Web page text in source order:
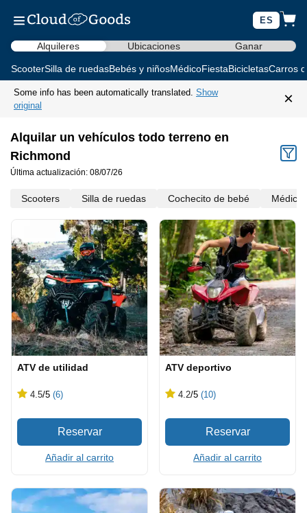
ES
Alquileres Ubicaciones Ganar
ScooterSilla de ruedasBebés y niñosMédicoFiestaBicicletasCarros
Some info has been automatically translated. Show
original
×
Alquilar un vehículos todo terreno en
Richmond
Última actualización: 08/07/26
Scooters Silla de ruedas Cochecito de bebé Médico
ATV de utilidad
4.5/5 (6)
Añadir al carrito
ATV deportivo
4.2/5 (10)
Añadir al carrito